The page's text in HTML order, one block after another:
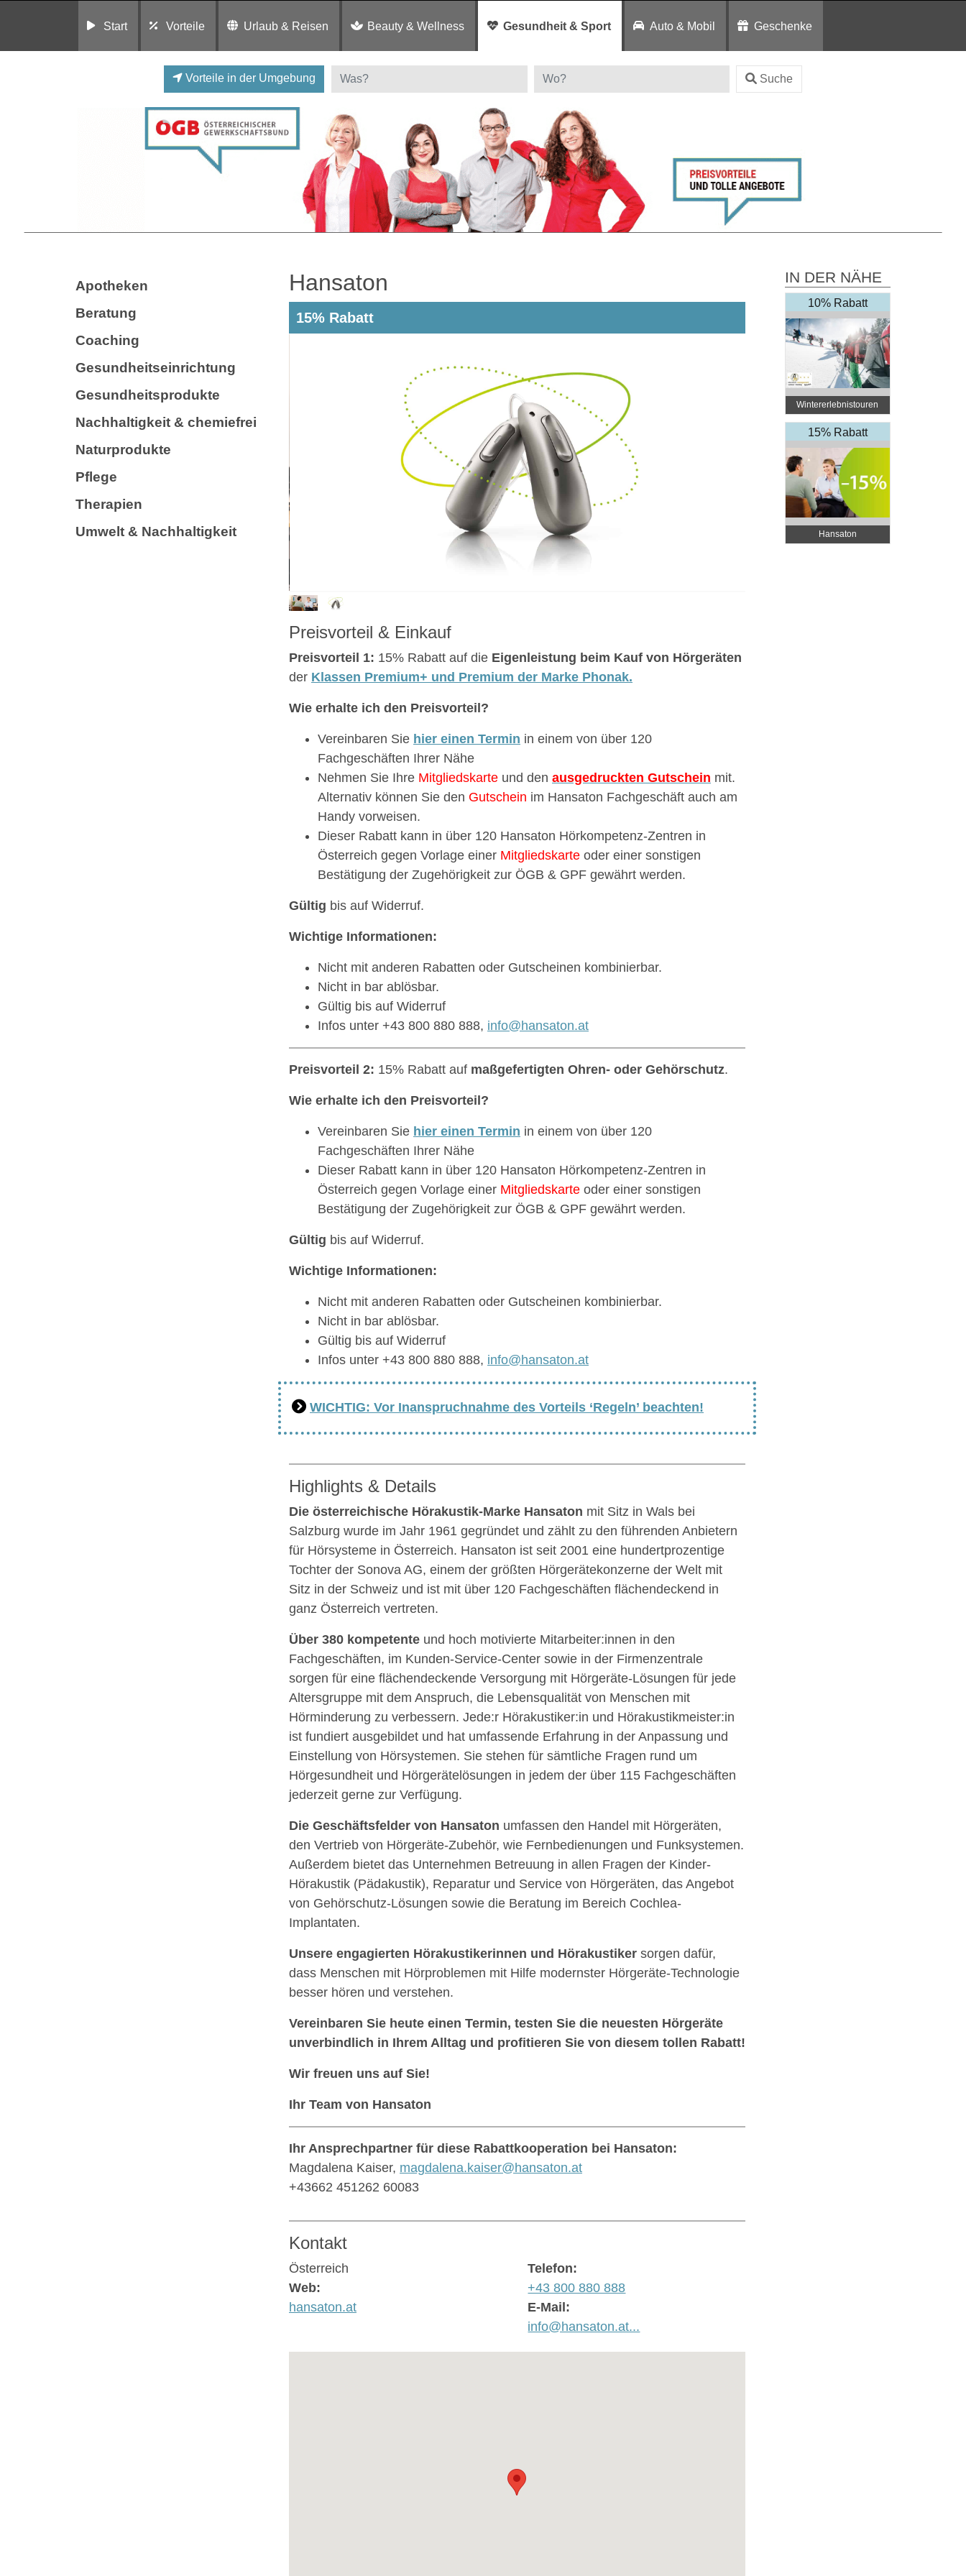
Start Vorteile Urlaub & Reisen Beauty & Wellness Gesundheit & Sport Auto & Mobil Geschenke
Vorteile in der Umgebung Suche
Apotheken
Beratung
Coaching
Gesundheitseinrichtung
Gesundheitsprodukte
Nachhaltigkeit & chemiefrei
Naturprodukte
Pflege
Therapien
Umwelt & Nachhaltigkeit
Hansaton
15% Rabatt
Preisvorteil & Einkauf
Preisvorteil 1: 15% Rabatt auf die Eigenleistung beim Kauf von Hörgeräten
der Klassen Premium+ und Premium der Marke Phonak.
Wie erhalte ich den Preisvorteil?
Vereinbaren Sie hier einen Termin in einem von über 120
Fachgeschäften Ihrer Nähe
Nehmen Sie Ihre Mitgliedskarte und den ausgedruckten Gutschein mit.
Alternativ können Sie den Gutschein im Hansaton Fachgeschäft auch am
Handy vorweisen.
Dieser Rabatt kann in über 120 Hansaton Hörkompetenz-Zentren in
Österreich gegen Vorlage einer Mitgliedskarte oder einer sonstigen
Bestätigung der Zugehörigkeit zur ÖGB & GPF gewährt werden.
Gültig bis auf Widerruf.
Wichtige Informationen:
Nicht mit anderen Rabatten oder Gutscheinen kombinierbar.
Nicht in bar ablösbar.
Gültig bis auf Widerruf
Infos unter +43 800 880 888, info@hansaton.at
Preisvorteil 2: 15% Rabatt auf maßgefertigten Ohren- oder Gehörschutz.
Wie erhalte ich den Preisvorteil?
Vereinbaren Sie hier einen Termin in einem von über 120
Fachgeschäften Ihrer Nähe
Dieser Rabatt kann in über 120 Hansaton Hörkompetenz-Zentren in
Österreich gegen Vorlage einer Mitgliedskarte oder einer sonstigen
Bestätigung der Zugehörigkeit zur ÖGB & GPF gewährt werden.
Gültig bis auf Widerruf.
Wichtige Informationen:
Nicht mit anderen Rabatten oder Gutscheinen kombinierbar.
Nicht in bar ablösbar.
Gültig bis auf Widerruf
Infos unter +43 800 880 888, info@hansaton.at
WICHTIG: Vor Inanspruchnahme des Vorteils ‘Regeln’ beachten!
Highlights & Details
Die österreichische Hörakustik-Marke Hansaton mit Sitz in Wals bei
Salzburg wurde im Jahr 1961 gegründet und zählt zu den führenden Anbietern
für Hörsysteme in Österreich. Hansaton ist seit 2001 eine hundertprozentige
Tochter der Sonova AG, einem der größten Hörgerätekonzerne der Welt mit
Sitz in der Schweiz und ist mit über 120 Fachgeschäften flächendeckend in
ganz Österreich vertreten.
Über 380 kompetente und hoch motivierte Mitarbeiter:innen in den
Fachgeschäften, im Kunden-Service-Center sowie in der Firmenzentrale
sorgen für eine flächendeckende Versorgung mit Hörgeräte-Lösungen für jede
Altersgruppe mit dem Anspruch, die Lebensqualität von Menschen mit
Hörminderung zu verbessern. Jede:r Hörakustiker:in und Hörakustikmeister:in
ist fundiert ausgebildet und hat umfassende Erfahrung in der Anpassung und
Einstellung von Hörsystemen. Sie stehen für sämtliche Fragen rund um
Hörgesundheit und Hörgerätelösungen in jedem der über 115 Fachgeschäften
jederzeit gerne zur Verfügung.
Die Geschäftsfelder von Hansaton umfassen den Handel mit Hörgeräten,
den Vertrieb von Hörgeräte-Zubehör, wie Fernbedienungen und Funksystemen.
Außerdem bietet das Unternehmen Betreuung in allen Fragen der Kinder-
Hörakustik (Pädakustik), Reparatur und Service von Hörgeräten, das Angebot
von Gehörschutz-Lösungen sowie die Beratung im Bereich Cochlea-
Implantaten.
Unsere engagierten Hörakustikerinnen und Hörakustiker sorgen dafür,
dass Menschen mit Hörproblemen mit Hilfe modernster Hörgeräte-Technologie
besser hören und verstehen.
Vereinbaren Sie heute einen Termin, testen Sie die neuesten Hörgeräte
unverbindlich in Ihrem Alltag und profitieren Sie von diesem tollen Rabatt!
Wir freuen uns auf Sie!
Ihr Team von Hansaton
Ihr Ansprechpartner für diese Rabattkooperation bei Hansaton:
Magdalena Kaiser, magdalena.kaiser@hansaton.at
+43662 451262 60083
Kontakt
Österreich
Web:
hansaton.at
Telefon:
+43 800 880 888
E-Mail:
info@hansaton.at...
IN DER NÄHE
10% Rabatt
Wintererlebnistouren
15% Rabatt
Hansaton